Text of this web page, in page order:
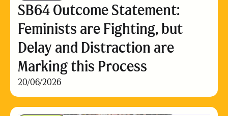
SB64 Outcome Statement:
Feminists are Fighting, but
Delay and Distraction are
Marking this Process
20/06/2026